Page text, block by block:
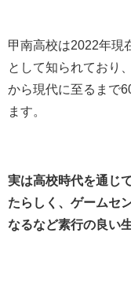
甲南高校は2022年現
として知られており
から現代に至るまで
ます。
実は高校時代を通じ
たらしく、ゲームセ
なるなど素行の良い